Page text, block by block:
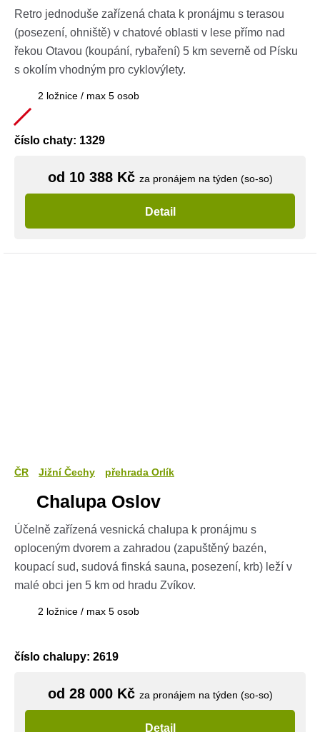
Retro jednoduše zařízená chata k pronájmu s terasou
(posezení, ohniště) v chatové oblasti v lese přímo nad
řekou Otavou (koupání, rybaření) 5 km severně od Písku
s okolím vhodným pro cyklovýlety.
2 ložnice / max 5 osob
číslo chaty: 1329
od 10 388 Kč za pronájem na týden (so-so)
Detail
ČR Jižní Čechy přehrada Orlík
Chalupa Oslov
Účelně zařízená vesnická chalupa k pronájmu s
oploceným dvorem a zahradou (zapuštěný bazén,
koupací sud, sudová finská sauna, posezení, krb) leží v
malé obci jen 5 km od hradu Zvíkov.
2 ložnice / max 5 osob
číslo chalupy: 2619
od 28 000 Kč za pronájem na týden (so-so)
Detail